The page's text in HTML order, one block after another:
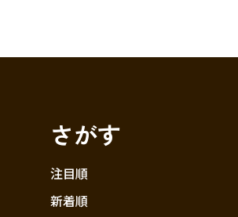
さがす
注目順
新着順